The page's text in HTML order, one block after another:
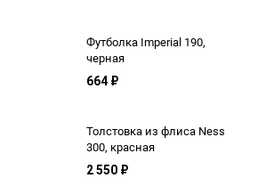
Футболка Imperial 190,
черная
664 ₽
Толстовка из флиса Ness
300, красная
2 550 ₽